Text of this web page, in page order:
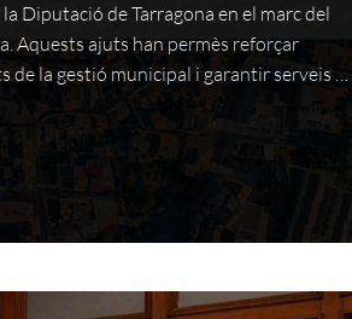
Diputació de Tarragona en el marc del
Aquests ajuts han permès reforçar
de la gestió municipal i garantir serveis …